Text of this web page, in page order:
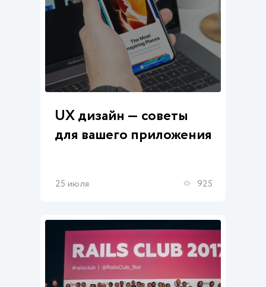
UX дизайн — советы
для вашего приложения
25 июля 925